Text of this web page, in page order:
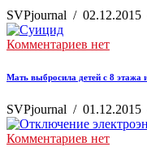
SVPjournal / 02.12.2015
Комментариев нет
Мать выбросила детей с 8 этажа
SVPjournal / 01.12.2015
Комментариев нет